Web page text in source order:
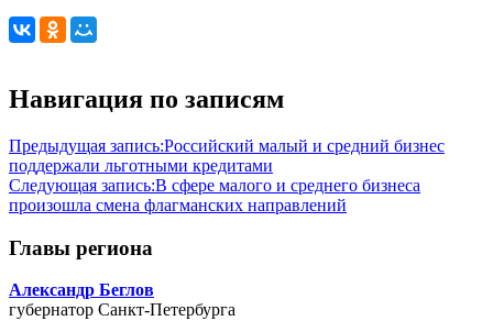
Навигация по записям
Предыдущая запись:Российский малый и средний бизнес
поддержали льготными кредитами
Следующая запись:В сфере малого и среднего бизнеса
произошла смена флагманских направлений
Главы региона
Александр Беглов
губернатор Санкт-Петербурга